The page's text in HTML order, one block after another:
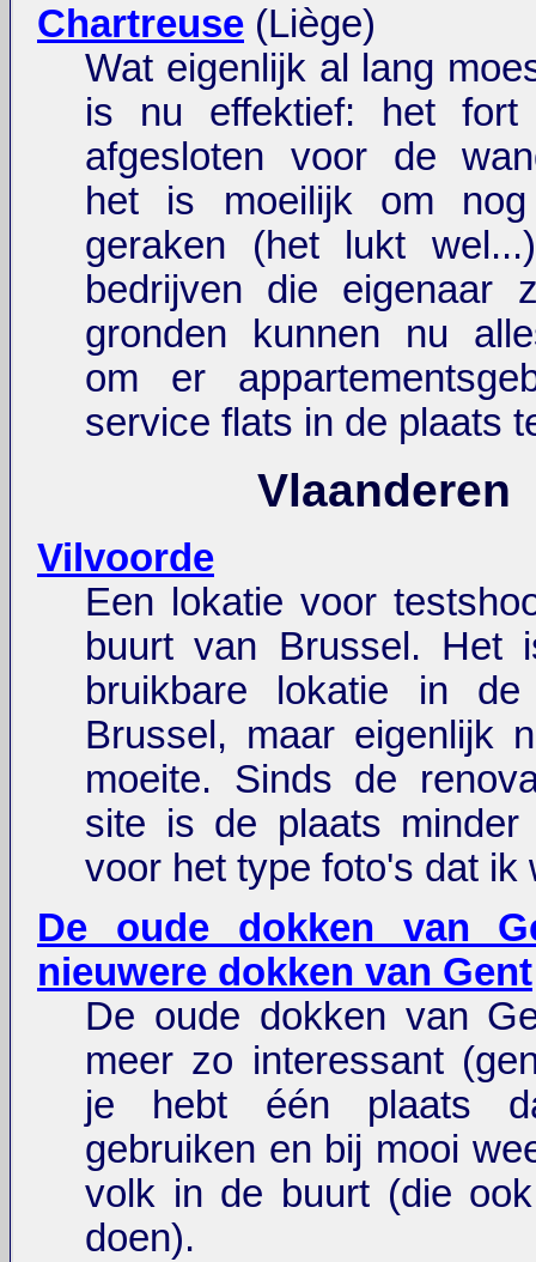
Chartreuse (Liège)
Wat eigenlijk al lang
is nu effektief: het fort
afgesloten voor de
het is moeilijk om
geraken (het lukt
bedrijven die eigenaar
gronden kunnen nu
om er
service flats in de plaats
Vlaanderen
Vilvoorde
Een lokatie voor
buurt van Brussel. Het
bruikbare lokatie in
Brussel, maar eigenlijk
moeite. Sinds de
site is de plaats minder
voor het type foto's dat ik
De oude dokken van
nieuwere dokken van Gent
De oude dokken van
meer zo interessant
je hebt één plaats
gebruiken en bij mooi
volk in de buurt (die
doen).